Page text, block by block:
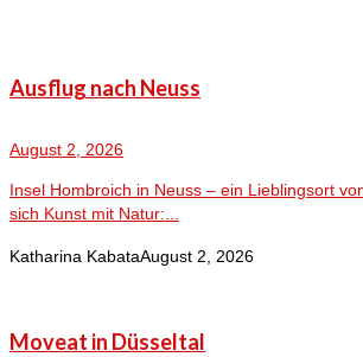
Ausflug nach Neuss
August 2, 2026
Insel Hombroich in Neuss – ein Lieblingsort
sich Kunst mit Natur:...
Katharina KabataAugust 2, 2026
Moveat in Düsseltal